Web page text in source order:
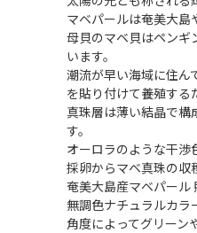
マベパールは奄美大島
母貝のマベ貝はペンギ
います。
潮流が早い海域に住ん
を貼り付けて養殖する
真珠層は薄い結晶で構
す。
オーロラのような干渉
採卵からマベ真珠の収
奄美大島産マベパール
無調色ナチュラルカラ
角度によってグリーン